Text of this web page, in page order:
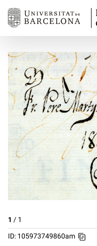
1 / 1
ID: 105973749860am